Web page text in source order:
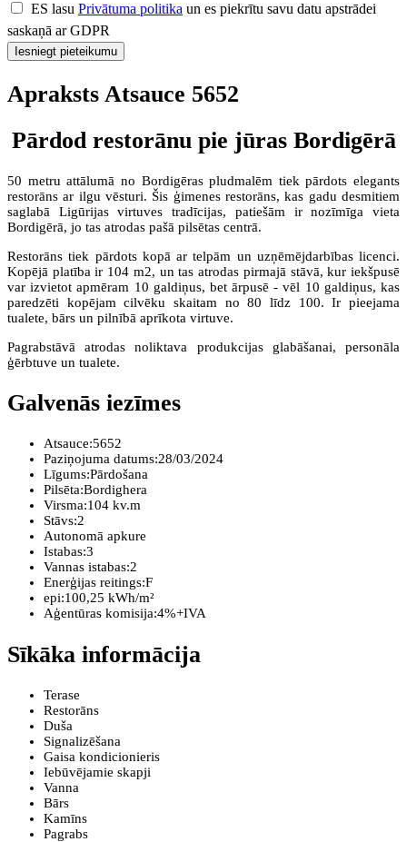
ES lasu Privātuma politika un es piekrītu savu datu apstrādei
saskaņā ar GDPR
Iesniegt pieteikumu
Apraksts Atsauce 5652
Pārdod restorānu pie jūras Bordigērā
50 metru attālumā no Bordigēras pludmalēm tiek pārdots elegants
restorāns ar ilgu vēsturi. Šis ģimenes restorāns, kas gadu desmitiem
saglabā Ligūrijas virtuves tradīcijas, patiešām ir nozīmīga vieta
Bordigērā, jo tas atrodas pašā pilsētas centrā.
Restorāns tiek pārdots kopā ar telpām un uzņēmējdarbības licenci.
Kopējā platība ir 104 m2, un tas atrodas pirmajā stāvā, kur iekšpusē
var izvietot apmēram 10 galdiņus, bet ārpusē - vēl 10 galdiņus, kas
paredzēti kopējam cilvēku skaitam no 80 līdz 100. Ir pieejama
tualete, bārs un pilnībā aprīkota virtuve.
Pagrabstāvā atrodas noliktava produkcijas glabāšanai, personāla
ģērbtuve un tualete.
Galvenās iezīmes
Atsauce:5652
Paziņojuma datums:28/03/2024
Līgums:Pārdošana
Pilsēta:Bordighera
Virsma:104 kv.m
Stāvs:2
Autonomā apkure
Istabas:3
Vannas istabas:2
Enerģijas reitings:F
epi:100,25 kWh/m²
Aģentūras komisija:4%+IVA
Sīkāka informācija
Terase
Restorāns
Duša
Signalizēšana
Gaisa kondicionieris
Iebūvējamie skapji
Vanna
Bārs
Kamīns
Pagrabs